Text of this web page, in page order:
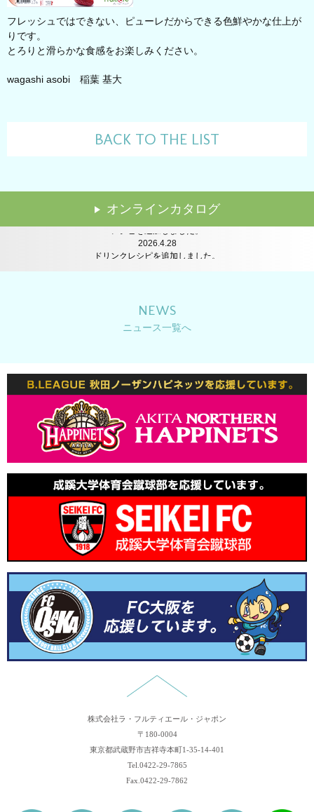
フレッシュではできない、ピューレだからできる色鮮やかな仕上が
りです。
とろりと滑らかな食感をお楽しみください。
wagashi asobi 稲葉 基大
BACK TO THE LIST
オンラインカタログ
2024.7.24
講習会のレポートを追加しました。
2026.6.22
レシピを追加しました。
2026.4.28
ドリンクレシピを追加しました。
2025.12.11
年末年始休業のお知らせ
イベントレポートを公開しました。
2025.8.6
2025.8.1
レシピを追加しました。
2025.7.14
レシピを追加しました。
2025.5.21
レシピを追加しました。
2024.12.19
年末年始休業のお知らせ
2024.12.16
2024.10.24
レシピを追加しました。
2024.9.10
レシピを追加しました。
2024.7.24
レシピを追加しました。
NEWS
ニュース一覧へ
株式会社ラ・フルティエール・ジャポン
〒180-0004
東京都武蔵野市吉祥寺本町1-35-14-401
Tel.0422-29-7865
Fax.0422-29-7862